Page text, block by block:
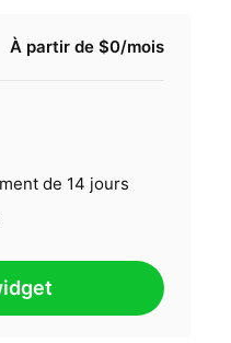
À partir de $0/mois
de 14 jours